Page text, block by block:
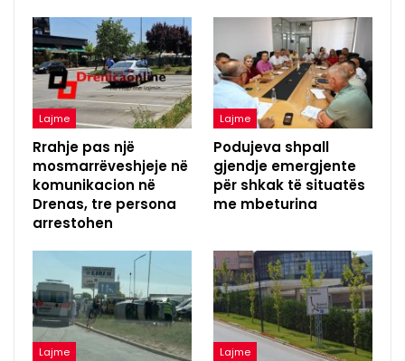
Lajme
Rrahje pas një
mosmarrëveshjeje në
komunikacion në
Drenas, tre persona
arrestohen
Lajme
Podujeva shpall
gjendje emergjente
për shkak të situatës
me mbeturina
Lajme Lajme